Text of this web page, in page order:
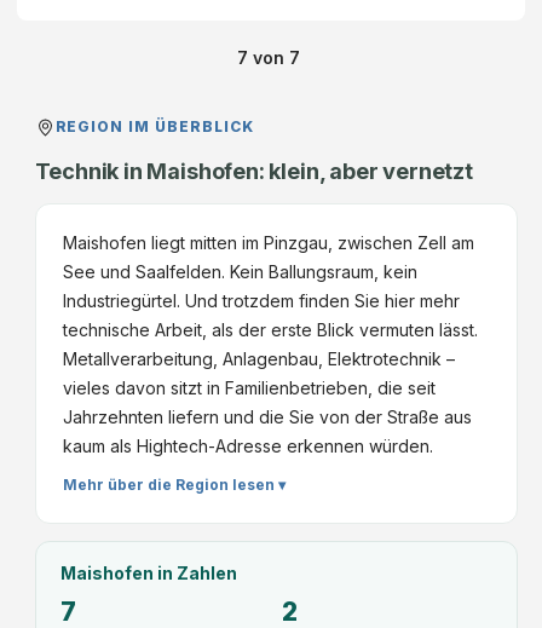
7 von 7
REGION IM ÜBERBLICK
Technik in Maishofen: klein, aber vernetzt
Maishofen liegt mitten im Pinzgau, zwischen Zell am
See und Saalfelden. Kein Ballungsraum, kein
Industriegürtel. Und trotzdem finden Sie hier mehr
technische Arbeit, als der erste Blick vermuten lässt.
Metallverarbeitung, Anlagenbau, Elektrotechnik –
vieles davon sitzt in Familienbetrieben, die seit
Jahrzehnten liefern und die Sie von der Straße aus
kaum als Hightech-Adresse erkennen würden.
Mehr über die Region lesen ▾
Maishofen in Zahlen
7 2